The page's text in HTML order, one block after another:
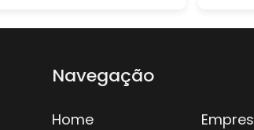
Navegação
Home